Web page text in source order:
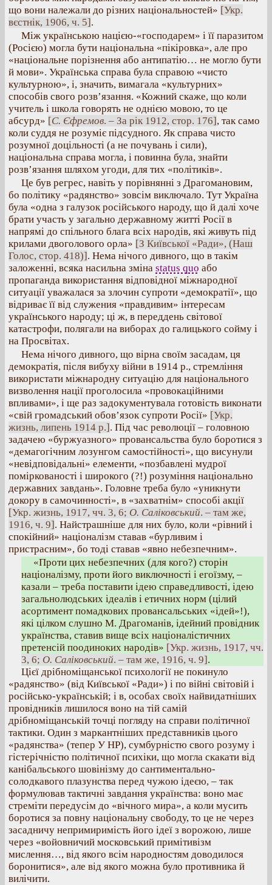
що вони належали до різних національностей» [Укр.
вєстнік, 1906, ч. 5].
Між українською нацією-«господарем» і її паразитом
(Росією) могла бути національна «пікіровка», але про
«національне порізнення або антипатію… не могло бути
й мови». Українська справа була справою «чисто
культурною», і, значить, вимагала «культурних»
способів свого розв’язання. «Кожний скаже, що коли
учитель і школа говорять не однією мовою, то це
абсурд» [С. Єфремов. – За рік 1912, стор. 176], так само
коли суддя не розуміє підсудного. Як справа чисто
розумної доцільності (а не почувань і сили),
національна справа могла, і повинна була, знайти
розв’язання шляхом угоди, для тих «політиків».
Це був регрес, навіть у порівнянні з Драгомановим,
бо політику «радянство» зовсім виключало. Тут Україна
була «одна з галузок російського народу, що й далі хоче
брати участь у загально державному житті Росії в
напрямі до спільного блага всіх народів, які живуть під
крилами двоголового орла» [З Київської «Ради», (Наш
Голос, стор. 418)]. Нема нічого дивного, що в такім
заложенні, всяка насильна зміна status quo або
пропаганда використання відповідної міжнародної
ситуації уважалася за злочин супроти «демократії», що
відриває її від служения «правдивим» інтересам
українського народу; ці ж, в переддень світової
катастрофи, полягали на виборах до галицького сойму і
на Просвітах.
Нема нічого дивного, що вірна своїм засадам, ця
демократія, після вибуху війни в 1914 р., стремління
використати міжнародну ситуацію для національного
визволення нації проголосила «провокаційними
впливами», і ще раз задокументувала готовість виконати
«свій громадський обов’язок супроти Росії» [Укр.
жизнь, липень 1914 р.]. Під час революції – головною
задачею «буржуазного» провансальства було боротися з
«демагогічним лозунгом самостійності», що висунули
«невідповідальні» елементи, «позбавлені мудрої
поміркованості і широкого (?!) розуміння національно
державних завдань». Головне треба було «уникнути
докору в самочинності», в «захватнім» способі акції
[Укр. жизнь, 1917, чч. 3, 6; О. Саліковський. – там же,
1916, ч. 9]. Найстрашніше для них було, коли «рівний і
спокійний» націоналізм ставав «бурливим і
пристрасним», бо тоді ставав «явно небезпечним».
«Проти цих небезпечних (для кого?) сторін
націоналізму, проти його виключності і егоїзму, –
казали – треба поставити ідею справедливості, ідею
загальнолюдських ідеалів і етичних норм (цілий
асортимент помадкових провансальських «ідей»!),
які цілком слушно М. Драгоманів, ідейний провідник
українства, ставив вище всіх націоналістичних
претенсій поодиноких народів» [Укр. жизнь, 1917, чч.
3, 6; О. Саліковський. – там же, 1916, ч. 9].
Цієї дрібноміщанської психології не покинуло
«радянство» (від Київської «Ради») і по війні світовій і
російсько-українській; і в, особах своїх найвидатніших
провідників лишилося воно на тій самій
дрібноміщанській точці погляду на справи політичної
тактики. Один з маркантніших представників цього
«радянства» (тепер У HP), сумбурністю свого розуму і
гістерічністю політичної психіки, що могла скакати від
канібальського шовінізму до сантиментально-
солодкавого плазунства перед чужою ідеєю, – так
формулював тактичні завдання українства: воно має
стреміти передусім до «вічного мира», а коли мусить
боротися за повну національну свободу, то це не через
засадничу непримиримість його ідеї з ворожою, лише
через «войовничий московський примітивізм
мислення…, від якого всім народностям доводилося
боронитися», але від якого можна було противника й
вилічити.